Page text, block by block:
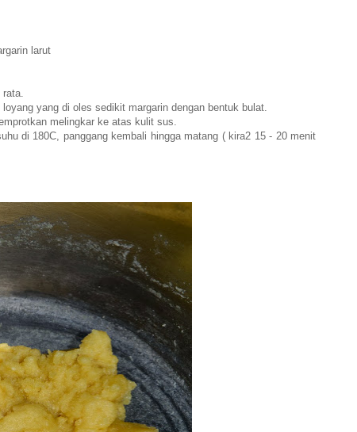
larut
yang di oles sedikit margarin dengan bentuk bulat.
melingkar ke atas kulit sus.
di 180C, panggang kembali hingga matang ( kira2 15 - 20 menit